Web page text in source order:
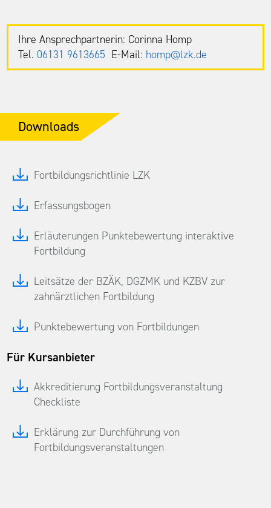
Ihre Ansprechpartnerin: Corinna Homp
Tel. 06131 9613665 E-Mail: homp@lzk.de
Downloads
Fortbildungsrichtlinie LZK
Erfassungsbogen
Erläuterungen Punktebewertung interaktive
Fortbildung
Leitsätze der BZÄK, DGZMK und KZBV zur
zahnärztlichen Fortbildung
Punktebewertung von Fortbildungen
Für Kursanbieter
Akkreditierung Fortbildungsveranstaltung
Checkliste
Erklärung zur Durchführung von
Fortbildungsveranstaltungen